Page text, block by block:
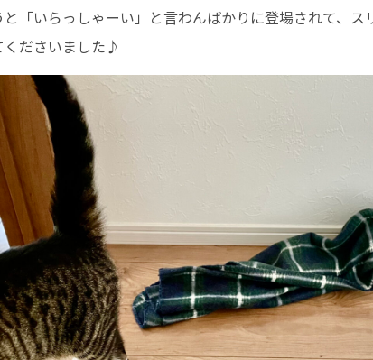
「いらっしゃーい」と言わんばかりに登場されて、ス
くださいました♪